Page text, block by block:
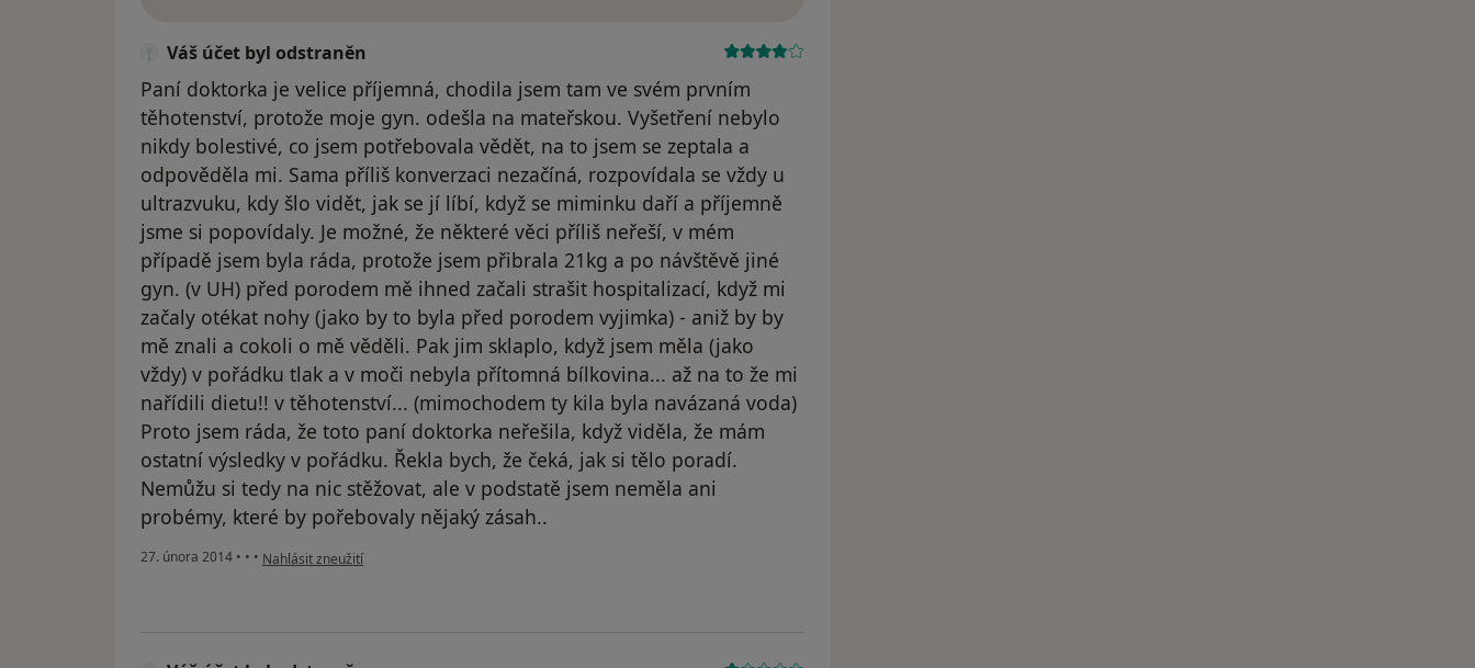
Váš účet byl odstraněn
Paní doktorka je velice příjemná, chodila jsem tam ve svém prvním
těhotenství, protože moje gyn. odešla na mateřskou. Vyšetření nebylo
nikdy bolestivé, co jsem potřebovala vědět, na to jsem se zeptala a
odpověděla mi. Sama příliš konverzaci nezačíná, rozpovídala se vždy u
ultrazvuku, kdy šlo vidět, jak se jí líbí, když se miminku daří a příjemně
jsme si popovídaly. Je možné, že některé věci příliš neřeší, v mém
případě jsem byla ráda, protože jsem přibrala 21kg a po návštěvě jiné
gyn. (v UH) před porodem mě ihned začali strašit hospitalizací, když mi
začaly otékat nohy (jako by to byla před porodem vyjimka) - aniž by by
mě znali a cokoli o mě věděli. Pak jim sklaplo, když jsem měla (jako
vždy) v pořádku tlak a v moči nebyla přítomná bílkovina... až na to že mi
nařídili dietu!! v těhotenství... (mimochodem ty kila byla navázaná voda)
Proto jsem ráda, že toto paní doktorka neřešila, když viděla, že mám
ostatní výsledky v pořádku. Řekla bych, že čeká, jak si tělo poradí.
Nemůžu si tedy na nic stěžovat, ale v podstatě jsem neměla ani
probémy, které by pořebovaly nějaký zásah..
27. února 2014 • • • podle názoru uživatele Váš účet byl odstraněn
Nahlásit zneužití